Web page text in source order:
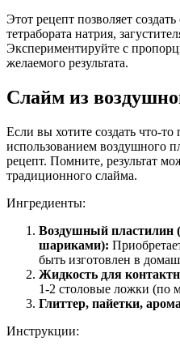
Этот рецепт позволяет
тетрабората натрия,
Экспериментируйте с
желаемого результата.
Слайм из
Если вы хотите создать что-
использованием воздушного
рецепт. Помните, результат
традиционного слайма.
Ингредиенты:
Воздушный пластилин
шариками):
быть изготовлен в
Жидкость для
1-2 столовые ложки (по
Глиттер, пайетки,
Инструкции: